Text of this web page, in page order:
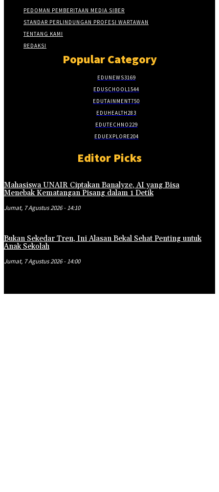
PEDOMAN PEMBERITAAN MEDIA SIBER
STANDAR PERLINDUNGAN PROFESI WARTAWAN
TENTANG KAMI
REDAKSI
Popular Category
EDUNEWS3169
EDUSCHOOL1544
EDUTAINMENT750
EDUHEALTH283
EDUTECHNO229
EDUEXPLORE204
Editor Picks
Mahasiswa UNAIR Ciptakan Banalyze, AI yang Bisa
Menebak Kematangan Pisang dalam 1 Detik
Jumat, 7 Agustus 2026 - 14:10
Bukan Sekedar Tren, Ini Alasan Bekal Sehat Penting untuk
Anak Sekolah
Jumat, 7 Agustus 2026 - 14:00